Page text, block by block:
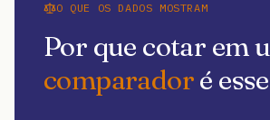
O QUE OS DADOS MOSTRAM
Por que cotar em
comparadoré